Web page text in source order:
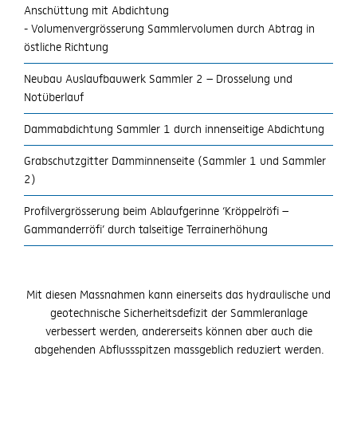
Anschüttung mit Abdichtung
- Volumenvergrösserung Sammlervolumen durch Abtrag in
östliche Richtung
Neubau Auslaufbauwerk Sammler 2 – Drosselung und
Notüberlauf
Dammabdichtung Sammler 1 durch innenseitige Abdichtung
Grabschutzgitter Damminnenseite (Sammler 1 und Sammler
2)
Profilvergrösserung beim Ablaufgerinne ‘Kröppelröfi –
Gammanderröfi’ durch talseitige Terrainerhöhung
Mit diesen Massnahmen kann einerseits das hydraulische und
geotechnische Sicherheitsdefizit der Sammleranlage
verbessert werden, andererseits können aber auch die
abgehenden Abflussspitzen massgeblich reduziert werden.